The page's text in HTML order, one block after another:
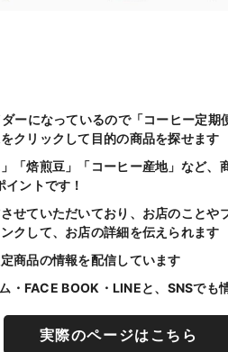
ーになっているので「コーヒー定期
クリックして目的の商品を探せます
「焙煎豆」「コーヒー産地」など、
ントです！
せていただいており、お店のことや
クして、お店の詳細を伝えられます
商品の情報を配信しています
・FACE BOOK・LINEと、SNSでも
実際のページはこちら